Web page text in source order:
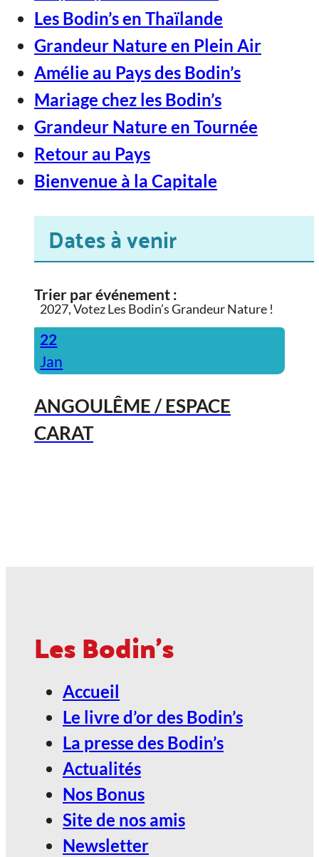
Les Bodin’s en Thaïlande
Grandeur Nature en Plein Air
Amélie au Pays des Bodin’s
Mariage chez les Bodin’s
Grandeur Nature en Tournée
Retour au Pays
Bienvenue à la Capitale
Dates à venir
Trier par événement :
2027, Votez Les Bodin’s Grandeur Nature !
22
Jan
ANGOULÊME / ESPACE
CARAT
Nature !
24
ANGOULÊME / ESPACE
CARAT
Les Bodin's
Accueil
Le livre d’or des Bodin’s
La presse des Bodin’s
Actualités
Nos Bonus
Site de nos amis
Newsletter